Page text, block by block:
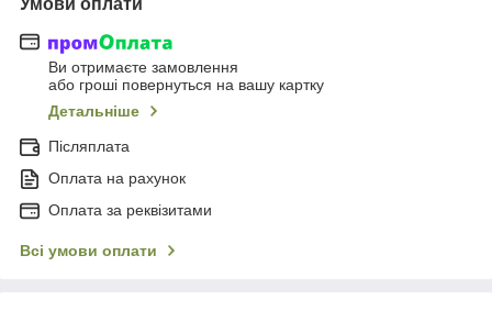
Ви отримаєте замовлення
або гроші повернуться на вашу картку
Детальніше
Післяплата
Оплата на рахунок
Оплата за реквізитами
Всі умови оплати